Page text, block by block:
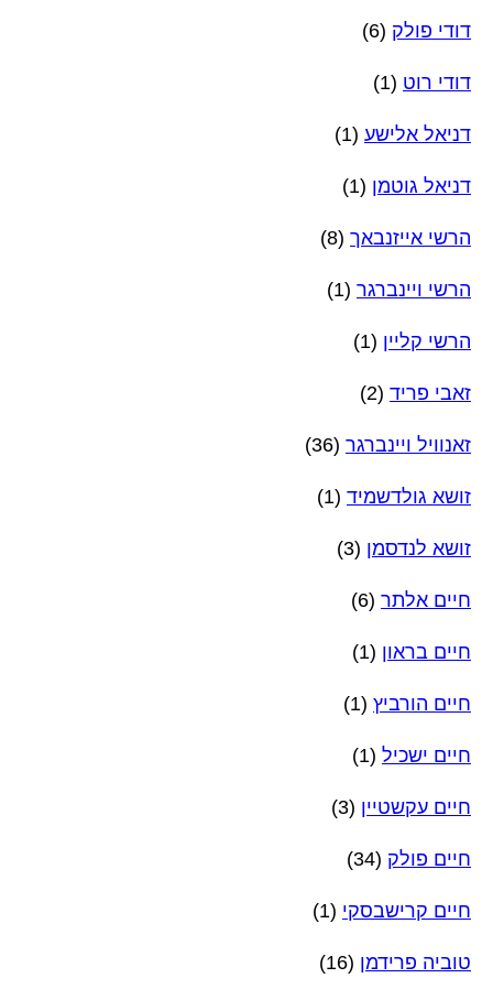
דודי פולק (6)
דודי רוט (1)
דניאל אלישע (1)
דניאל גוטמן (1)
הרשי אייזנבאך (8)
הרשי ויינברגר (1)
הרשי קליין (1)
זאבי פריד (2)
זאנוויל ויינברגר (36)
זושא גולדשמיד (1)
זושא לנדסמן (3)
חיים אלתר (6)
חיים בראון (1)
חיים הורביץ (1)
חיים ישכיל (1)
חיים עקשטיין (3)
חיים פולק (34)
חיים קרישבסקי (1)
טוביה פרידמן (16)